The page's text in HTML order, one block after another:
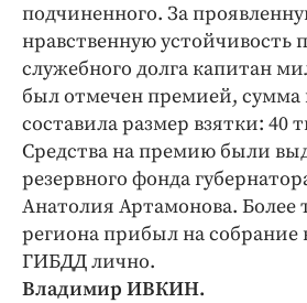
Работодатель года
подчиненного. За
нравственную устойчивость
служебного долга капитан
был отмечен премией, сумма
составила размер взятки: 40
Средства на премию были
резервного фонда
Анатолия Артамонова. Более
региона прибыл на собрание
ГИБДД лично.
Владимир ИВКИН.